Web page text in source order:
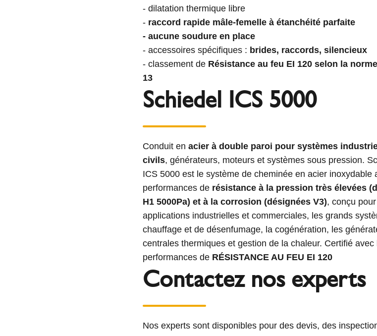
- dilatation thermique libre
- raccord rapide mâle-femelle à étanchéité parfaite
- aucune soudure en place
- accessoires spécifiques : brides, raccords, silencieux
- classement de Résistance au feu EI 120 selon la
13
Schiedel ICS 5000
Conduit en acier à double paroi pour systèmes
civils, générateurs, moteurs et systèmes sous pression.
ICS 5000 est le système de cheminée en acier inoxydable
performances de résistance à la pression très élevées
H1 5000Pa) et à la corrosion (désignées V3), conçu
applications industrielles et commerciales, les grands
chauffage et de désenfumage, la cogénération, les
centrales thermiques et gestion de la chaleur. Certifié avec
performances de RÉSISTANCE AU FEU EI 120
Contactez nos experts
Nos experts sont disponibles pour des devis, des